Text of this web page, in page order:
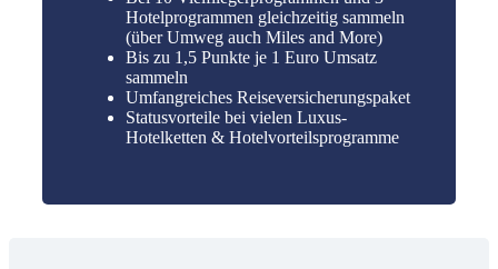
Hotelprogrammen gleichzeitig sammeln
(über Umweg auch Miles and More)
Bis zu 1,5 Punkte je 1 Euro Umsatz
sammeln
Umfangreiches Reiseversicherungspaket
Statusvorteile bei vielen Luxus-
Hotelketten & Hotelvorteilsprogramme